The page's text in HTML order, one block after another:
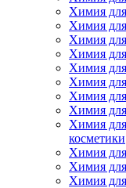
Химия
Химия для
Химия
Химия
Химия
Химия
Химия
Химия для
Химия
косметики
Химия
Химия
Химия для